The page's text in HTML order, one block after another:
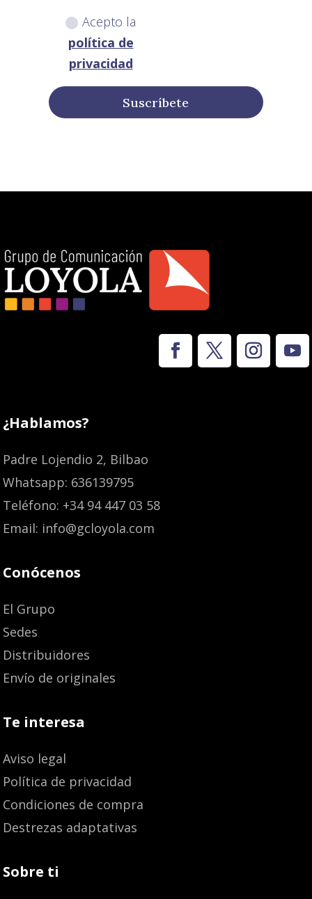
Acepto la
política de
privacidad
Suscríbete
¿Hablamos?
Padre Lojendio 2, Bilbao
Whatsapp: 636139795
Teléfono: +34 94 447 03 58
Email: info@gcloyola.com
Conócenos
El Grupo
Sedes
Distribuidores
Envío de originales
Te interesa
Aviso legal
Política de privacidad
Condiciones de compra
Destrezas adaptativas
Sobre ti